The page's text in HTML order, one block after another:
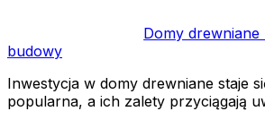
Domy
budowy
Inwestycja w domy drewniane staje
popularna, a ich zalety przyciągają